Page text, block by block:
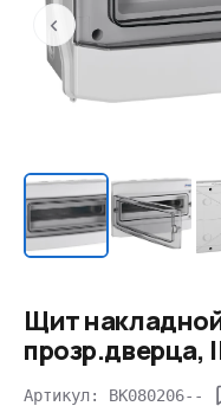
‹
Щит
прозр.дверца,
Артикул: BK080206--